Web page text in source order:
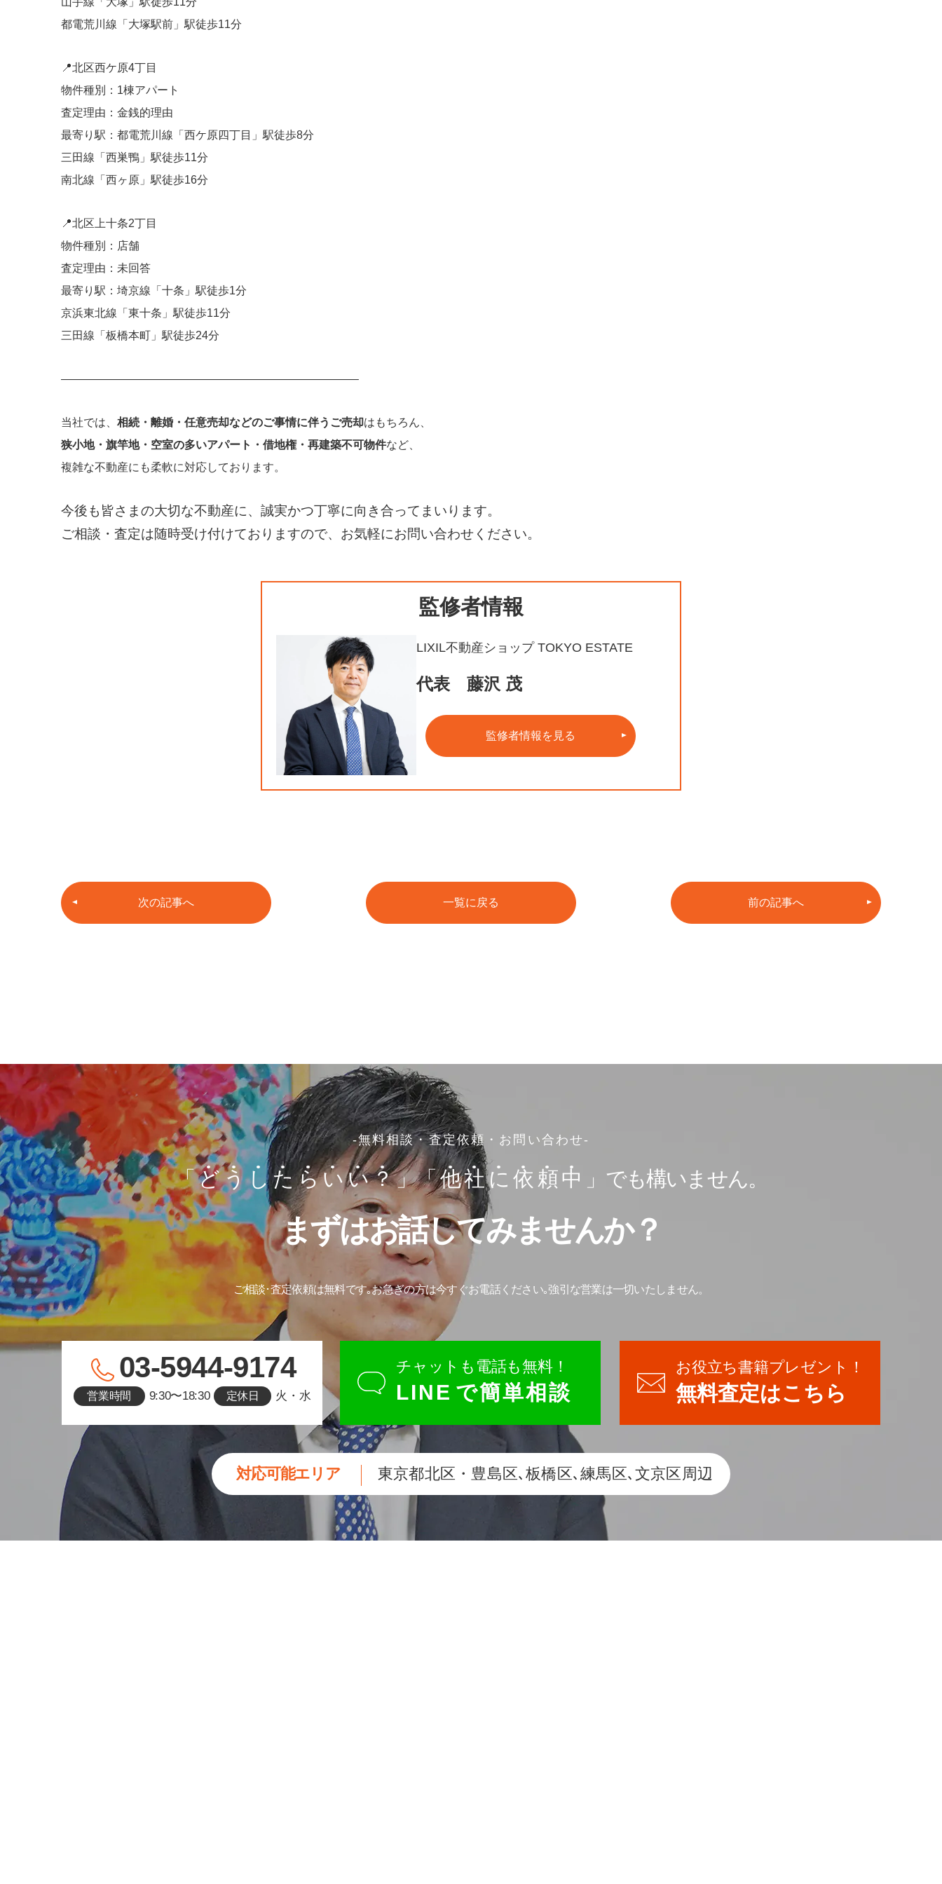
都電荒川線「大塚駅前」駅徒歩11分
📍北区西ケ原4丁目
物件種別：1棟アパート
査定理由：金銭的理由
最寄り駅：都電荒川線「西ケ原四丁目」駅徒歩8分
三田線「西巣鴨」駅徒歩11分
南北線「西ヶ原」駅徒歩16分
📍北区上十条2丁目
物件種別：店舗
査定理由：未回答
最寄り駅：埼京線「十条」駅徒歩1分
京浜東北線「東十条」駅徒歩11分
三田線「板橋本町」駅徒歩24分
——————————————————————————–
当社では、 相続・離婚・任意売却などのご事情に伴うご売却はもちろん、
狭小地・旗竿地・空室の多いアパート・借地権・再建築不可物件など、
複雑な不動産にも柔軟に対応しております。
今後も皆さまの大切な不動産に、誠実かつ丁寧に向き合ってまいります。
ご相談・査定は随時受け付けておりますので、お気軽にお問い合わせください。
監修者情報
LIXIL不動産ショップ TOKYO ESTATE
代表 藤沢 茂
監修者情報を見る
次の記事へ 一覧に戻る 前の記事へ
-無料相談・査定依頼・お問い合わせ-
「どうした らいい？」「他社 に 依 頼 中 」でも構いません。
まずはお話してみませんか？
ご相談･査定依頼は無料です｡お急ぎの方は今すぐお電話ください｡強引な営業は一切いたしません。
03-5944-9174
営業時間 9:30〜18:30 定休日 火・水
チャットも電話も無料！
LINE で簡単相談
お役立ち書籍プレゼント！
無料査定はこちら
対応可能エリア 東京都北区・豊島区､板橋区､練馬区､文京区周辺